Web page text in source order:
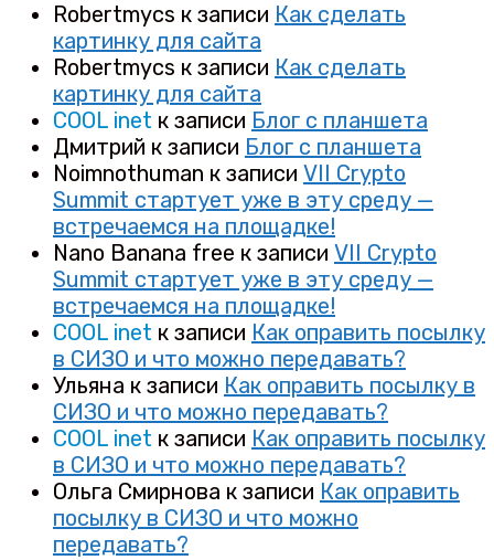
Robertmycs к записи Как сделать
картинку для сайта
Robertmycs к записи Как сделать
картинку для сайта
COOL inet к записи Блог с планшета
Дмитрий к записи Блог с планшета
Noimnothuman к записи VII Crypto
Summit стартует уже в эту среду —
встречаемся на площадке!
Nano Banana free к записи VII Crypto
Summit стартует уже в эту среду —
встречаемся на площадке!
COOL inet к записи Как оправить посылку
в СИЗО и что можно передавать?
Ульяна к записи Как оправить посылку в
СИЗО и что можно передавать?
COOL inet к записи Как оправить посылку
в СИЗО и что можно передавать?
Ольга Смирнова к записи Как оправить
посылку в СИЗО и что можно
передавать?